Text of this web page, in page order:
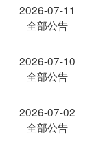
2026-07-11
全部公告
2026-07-10
全部公告
2026-07-02
全部公告